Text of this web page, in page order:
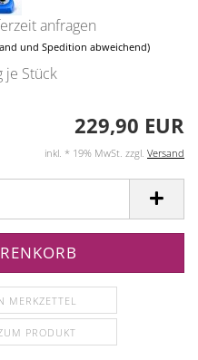
anfragen
und Spedition abweichend)
je Stück
229,90 EUR
inkl. * 19% MwSt. zzgl. Versand
MERKZETTEL
PRODUKT